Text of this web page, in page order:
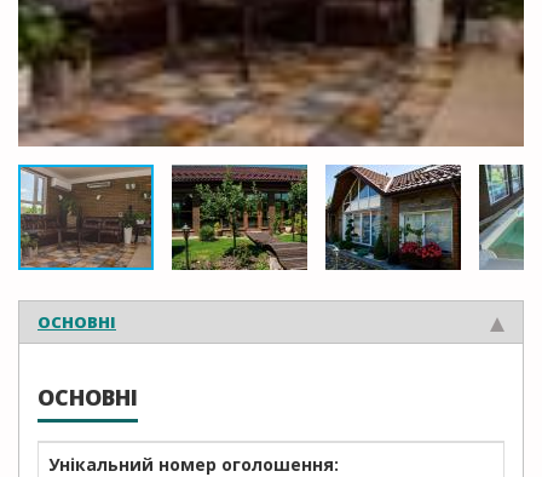
ОСНОВНІ
ОСНОВНІ
Унікальний номер оголошення: